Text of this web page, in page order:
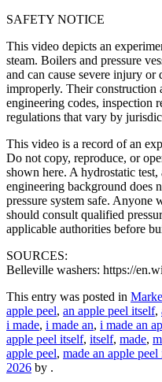
SAFETY NOTICE
This video depicts an
steam. Boilers and pressure
and can cause severe injury
improperly. Their construction
engineering codes, inspection
regulations that vary by
This video is a record of an
Do not copy, reproduce, or
shown here. A hydrostatic
engineering background does
pressure system safe. Anyone
should consult qualified
applicable authorities before
SOURCES:
Belleville washers: https://
This entry was posted in
apple peel, an apple peel itself,
i made, i made an, i made an
apple peel itself, itself, made,
apple peel, made an apple peel
2026 by .